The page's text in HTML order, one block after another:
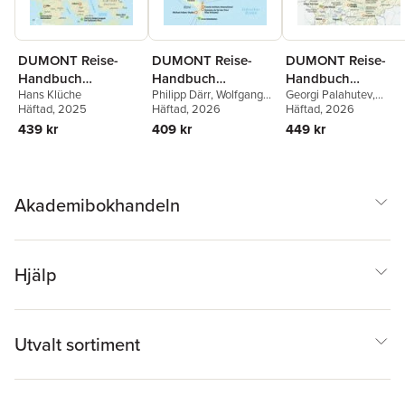
DUMONT Reise-
Handbuch
Reiseführer
Dänemark
Hans Klüche
Häftad, 2025
439 kr
DUMONT Reise-
Handbuch
Reiseführer
Seychellen
Philipp Därr,Wolfgang
Därr
Häftad, 2026
409 kr
DUMONT Reise-
Handbuch
Reiseführer
Bulgarien
Georgi Palahutev,
Simone Böcker
Häftad, 2026
449 kr
Akademibokhandeln
Hjälp
Utvalt sortiment